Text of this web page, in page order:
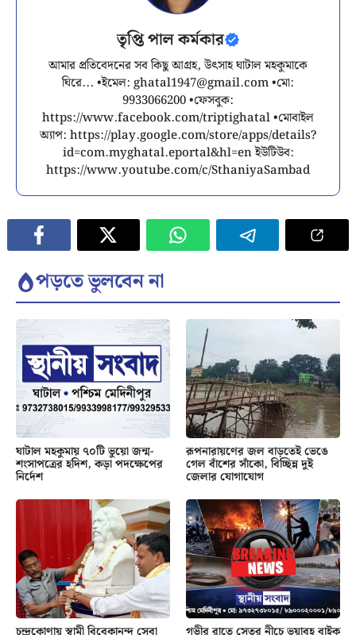
তৃপ্তি পাল কর্মকার
আমার প্রতিবেদনের সব কিছু আগ্রহ, উৎসাহ ঘাটাল মহকুমাকে
ঘিরে... •ইমেল: ghatal1947@gmail.com•মো:
9933066200 •ফেসবুক:
https://www.facebook.com/triptighatal •মোবাইল
অ্যাপ: https://play.google.com/store/apps/details?
id=com.myghatal.eportal&hl=en ইউটিউব:
https://www.youtube.com/c/SthaniyaSambad
পড়তে ভুলবেন না
ঘাটাল মহকুমায় ৭০টি ভুয়ো জন্ম-
শংসাপত্রের হদিশ, কড়া পদক্ষেপের
নির্দেশ
রূপনারায়ণের জল বাড়তেই ভেঙে
গেল বাঁশের সাঁকো, বিচ্ছিন্ন দুই
জেলার যোগাযোগ